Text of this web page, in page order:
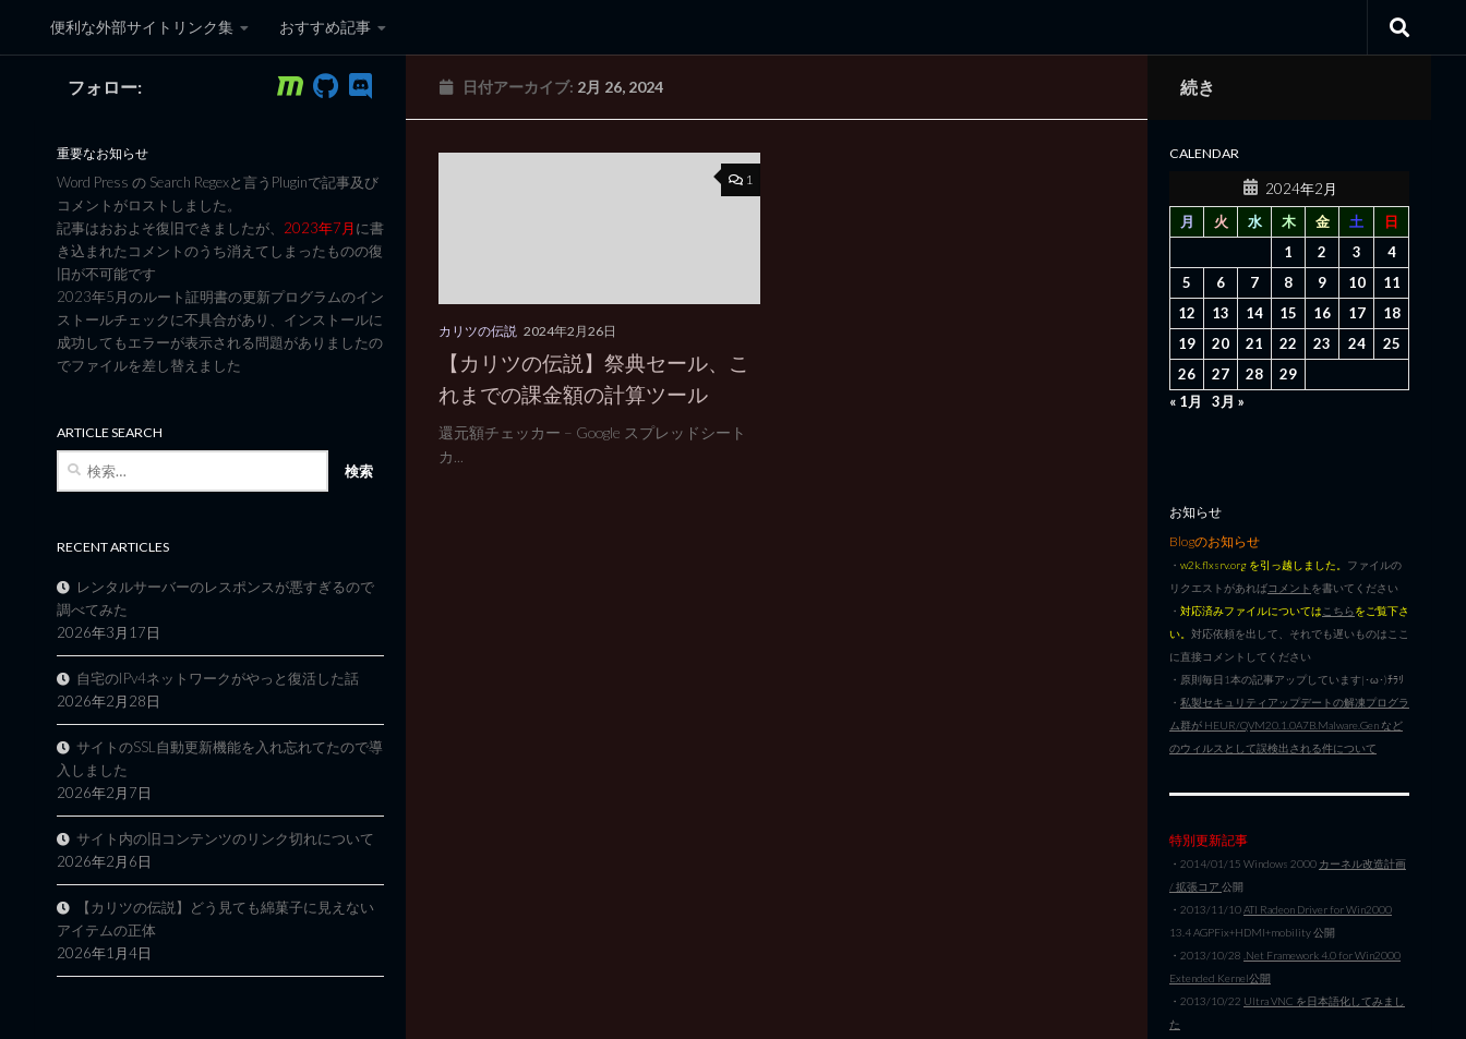
コンテンツへスキップ
便利な外部サイトリンク集 おすすめ記事
黒翼猫のコンピュータ日記 3rd Edition
日付アーカイブ: 2月 26, 2024
1
カリツの伝説 2024年2月26日
【カリツの伝説】祭典セール、こ
れまでの課金額の計算ツール
還元額チェッカー – Google スプレッドシート
カ...
フォロー:
重要なお知らせ
Word Press の Search Regexと言うPluginで記事及び
コメントがロストしました。
記事はおおよそ復旧できましたが、 2023年7月に書
き込まれたコメントのうち消えてしまったものの復
旧が不可能です
2023年5月のルート証明書の更新プログラムのイン
ストールチェックに不具合があり、インストールに
成功してもエラーが表示される問題がありましたの
でファイルを差し替えました
ARTICLE SEARCH
RECENT ARTICLES
レンタルサーバーのレスポンスが悪すぎるので
調べてみた
2026年3月17日
自宅のIPv4ネットワークがやっと復活した話
2026年2月28日
サイトのSSL自動更新機能を入れ忘れてたので導
入しました
2026年2月7日
サイト内の旧コンテンツのリンク切れについて
2026年2月6日
【カリツの伝説】どう見ても綿菓子に見えない
アイテムの正体
2026年1月4日
続き
CALENDAR
2024年2月
月
火 水 木 金 土
日
1
2 3
4
5
6 7 8 9 10
11
12
13 14 15 16 17
18
19
20 21 22 23 24
25
26
27 28
29
« 1月
3月 »
お知らせ
Blogのお知らせ
・ w2k.flxsrv.org を引っ越しました。 ファイルの
リクエストがあればコメント を書いてください
・ 対応済みファイルについては こちらをご覧下さ
い。 対応依頼を出して、それでも遅いものはここ
に直接コメントしてください
・原則毎日1本の記事アップしています|･ω･)ﾁﾗﾘ
・ 私製セキュリティアップデートの解凍プログラ
ム群が HEUR/QVM20.1.0A7B.Malware.Gen など
のウィルスとして誤検出される件について
特別更新記事
・2014/01/15 Windows 2000 カーネル改造計画
/ 拡張コア 公開
・2013/11/10ATI Radeon Driver for Win2000
13.4 AGPFix+HDMI+mobility 公開
・2013/10/28 .Net Framework 4.0 for Win2000
Extended Kernel公開
・2013/10/22 Ultra VNC を日本語化してみまし
た